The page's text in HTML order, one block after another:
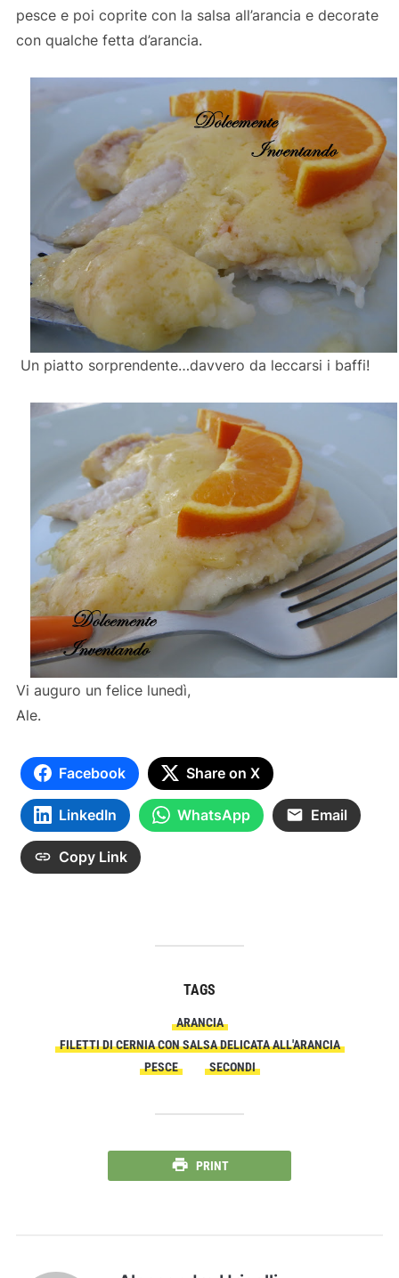
pesce e poi coprite con la salsa all’arancia e decorate
con qualche fetta d’arancia.
Un piatto sorprendente…davvero da leccarsi i baffi!
Vi auguro un felice lunedì,
Ale.
Facebook Share on X
LinkedIn WhatsApp Email
Copy Link
TAGS
ARANCIA
FILETTI DI CERNIA CON SALSA DELICATA ALL'ARANCIA
PESCE
SECONDI
PRINT